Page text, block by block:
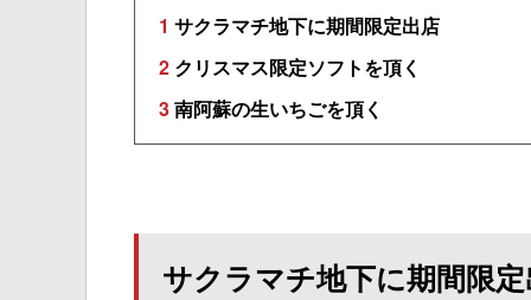
1 サクラマチ地下に期間限定出店
2 クリスマス限定ソフトを頂く
3南阿蘇の生いちごを頂く
サクラマチ地下に期間限